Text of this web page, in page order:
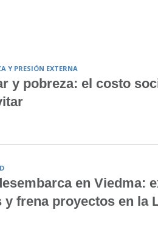
Y PRESIÓN EXTERNA
y pobreza: el costo
en Viedma:
y frena proyectos en la